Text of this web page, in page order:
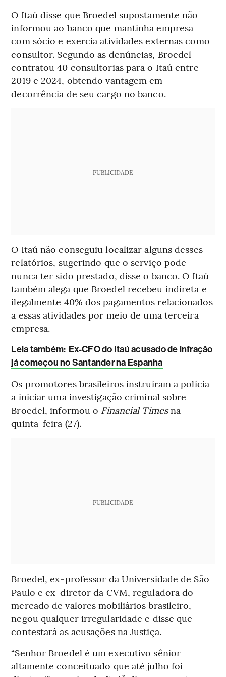
O Itaú disse que Broedel supostamente não
informou ao banco que mantinha empresa
com sócio e exercia atividades externas como
consultor. Segundo as denúncias, Broedel
contratou 40 consultorias para o Itaú entre
2019 e 2024, obtendo vantagem em
decorrência de seu cargo no banco.
PUBLICIDADE
O Itaú não conseguiu localizar alguns desses
relatórios, sugerindo que o serviço pode
nunca ter sido prestado, disse o banco. O Itaú
também alega que Broedel recebeu indireta e
ilegalmente 40% dos pagamentos relacionados
a essas atividades por meio de uma terceira
empresa.
Leia também: Ex-CFO do Itaú acusado de infração
já começou no Santander na Espanha
Os promotores brasileiros instruíram a polícia
a iniciar uma investigação criminal sobre
Broedel, informou o Financial Timesna
quinta-feira (27).
PUBLICIDADE
Broedel, ex-professor da Universidade de São
Paulo e ex-diretor da CVM, reguladora do
mercado de valores mobiliários brasileiro,
negou qualquer irregularidade e disse que
contestará as acusações na Justiça.
“Senhor Broedel é um executivo sênior
altamente conceituado que até julho foi